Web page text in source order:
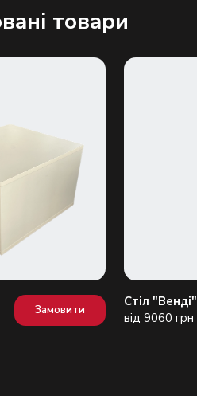
товари
Замовити
Стіл "Венді"
від 9060 грн